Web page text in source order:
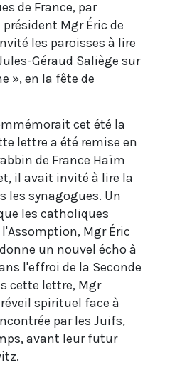
de France, par
Mgr Éric de
les paroisses à lire
Géraud Saliège sur
», en la fête de
cet été la
lettre a été remise en
de France Haïm
il avait invité à lire la
les synagogues. Un
les catholiques
Mgr Éric
un nouvel écho à
l'effroi de la Seconde
cette lettre, Mgr
spirituel face à
par les Juifs,
avant leur futur